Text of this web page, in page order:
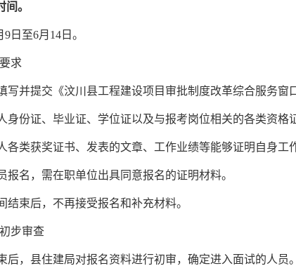
。
9日至6月14日。
求
写并提交《汶川县工程建设项目审批制度改革综合服务窗
身份证、毕业证、学位证以及与报考岗位相关的各类资格
各类获奖证书、发表的文章、工作业绩等能够证明自身工
报名，需在职单位出具同意报名的证明材料。
结束后，不再接受报名和补充材料。
步审查
后，县住建局对报名资料进行初审，确定进入面试的人员。